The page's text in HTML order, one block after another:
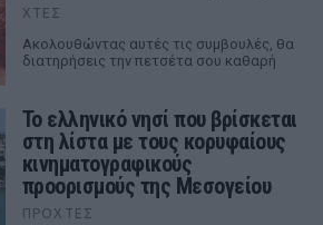
ΧΤΕΣ
Ακολουθώντας αυτές τις συμβουλές, θα
διατηρήσεις την πετσέτα σου καθαρή
Το ελληνικό νησί που βρίσκεται
στη λίστα με τους κορυφαίους
κινηματογραφικούς
προορισμούς της Μεσογείου
ΠΡΟΧΤΈΣ